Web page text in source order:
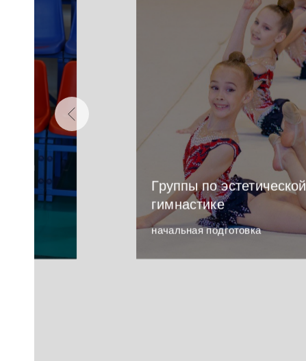
Группы по эстетической
гимнастике
начальная подготовка